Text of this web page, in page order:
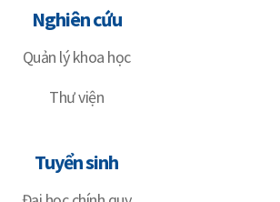
Nghiên cứu
Quản lý khoa học
Thư viện
Tuyển sinh